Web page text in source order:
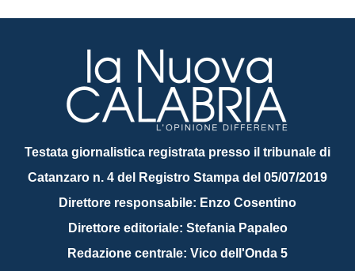
Testata giornalistica registrata presso il tribunale di
Catanzaro n. 4 del Registro Stampa del 05/07/2019
Direttore responsabile: Enzo Cosentino
Direttore editoriale: Stefania Papaleo
Redazione centrale: Vico dell'Onda 5